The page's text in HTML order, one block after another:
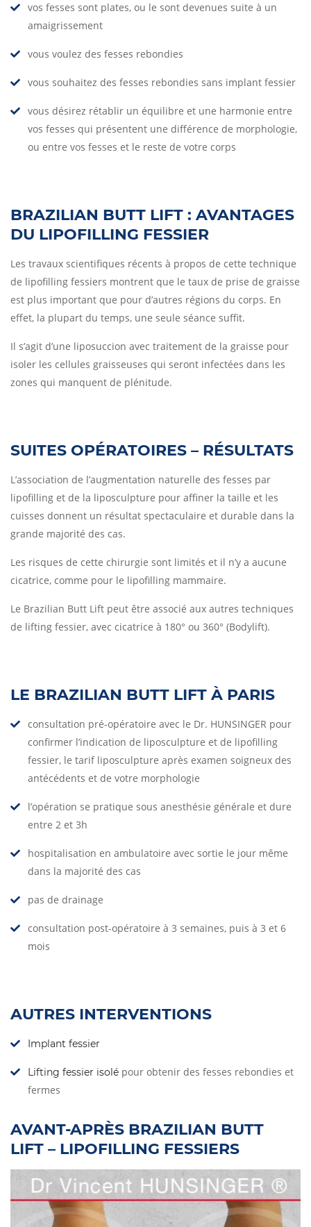
vos fesses sont plates, ou le sont devenues suite à un
amaigrissement
vous voulez des fesses rebondies
vous souhaitez des fesses rebondies sans implant fessier
vous désirez rétablir un équilibre et une harmonie entre
vos fesses qui présentent une différence de morphologie,
ou entre vos fesses et le reste de votre corps
BRAZILIAN BUTT LIFT : AVANTAGES
DU LIPOFILLING FESSIER
Les travaux scientifiques récents à propos de cette technique
de lipofilling fessiers montrent que le taux de prise de graisse
est plus important que pour d’autres régions du corps. En
effet, la plupart du temps, une seule séance suffit.
Il s’agit d’une liposuccion avec traitement de la graisse pour
isoler les cellules graisseuses qui seront infectées dans les
zones qui manquent de plénitude.
SUITES OPÉRATOIRES – RÉSULTATS
L’association de l’augmentation naturelle des fesses par
lipofilling et de la liposculpture pour affiner la taille et les
cuisses donnent un résultat spectaculaire et durable dans la
grande majorité des cas.
Les risques de cette chirurgie sont limités et il n’y a aucune
cicatrice, comme pour le lipofilling mammaire.
Le Brazilian Butt Lift peut être associé aux autres techniques
de lifting fessier, avec cicatrice à 180° ou 360° (Bodylift).
LE BRAZILIAN BUTT LIFT À PARIS
consultation pré-opératoire avec le Dr. HUNSINGER pour
confirmer l’indication de liposculpture et de lipofilling
fessier, le tarif liposculpture après examen soigneux des
antécédents et de votre morphologie
l’opération se pratique sous anesthésie générale et dure
entre 2 et 3h
hospitalisation en ambulatoire avec sortie le jour même
dans la majorité des cas
pas de drainage
consultation post-opératoire à 3 semaines, puis à 3 et 6
mois
AUTRES INTERVENTIONS
Implant fessier
Lifting fessier isolé pour obtenir des fesses rebondies et
fermes
AVANT-APRÈS BRAZILIAN BUTT
LIFT – LIPOFILLING FESSIERS